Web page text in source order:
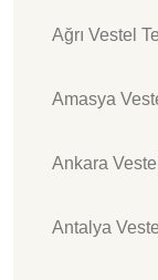
Ağrı Vestel
Amasya
Ankara
Antalya